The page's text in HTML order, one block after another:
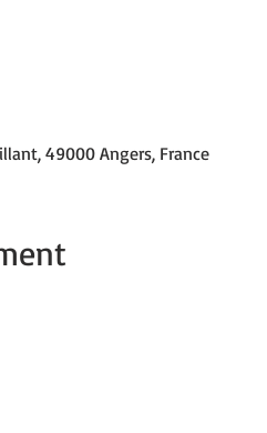
49000 Angers, France